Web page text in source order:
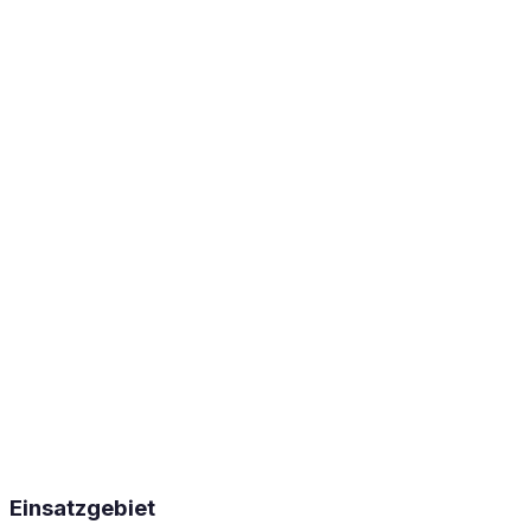
Einsatzgebiet